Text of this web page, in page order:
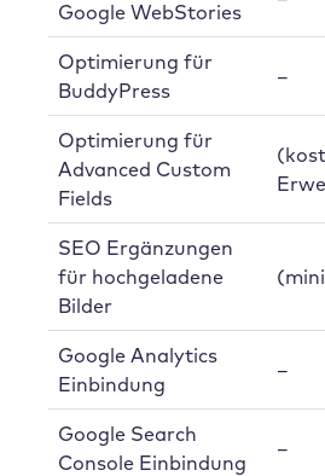
Google WebStories
Optimierung für
BuddyPress
–
Optimierung für
Advanced Custom
Fields
SEO Ergänzungen
für hochgeladene
Bilder
Google Analytics
Einbindung
–
Google Search
Console Einbindung
–